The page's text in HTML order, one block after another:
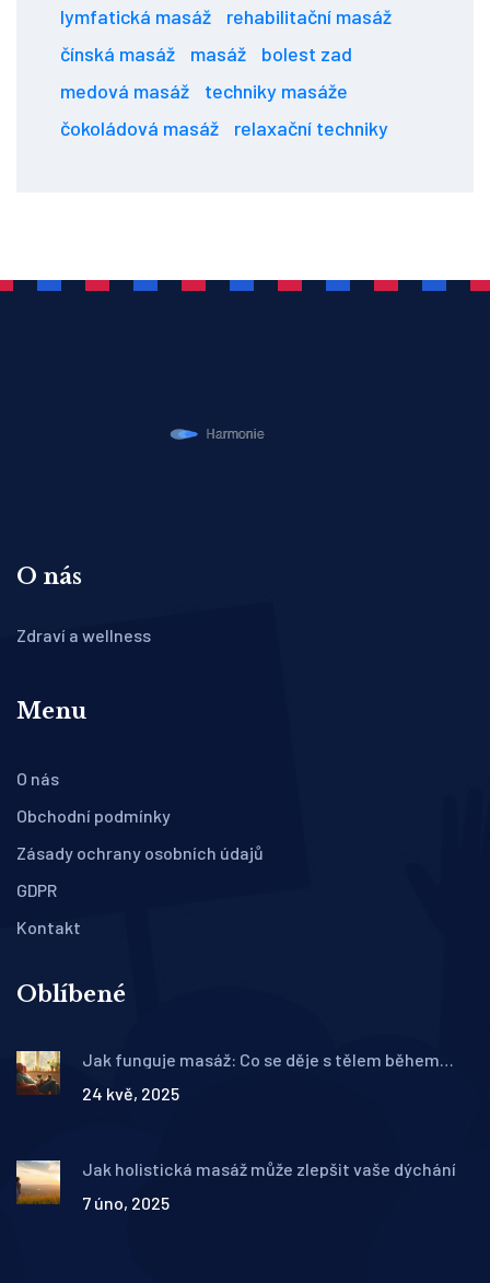
lymfatická masáž
rehabilitační masáž
čínská masáž
masáž
bolest zad
medová masáž
techniky masáže
čokoládová masáž
relaxační techniky
O nás
Zdraví a wellness
Menu
O nás
Obchodní podmínky
Zásady ochrany osobních údajů
GDPR
Kontakt
Oblíbené
Jak funguje masáž: Co se děje s tělem během
24 kvě, 2025
Jak holistická masáž může zlepšit vaše dýchání
7 úno, 2025